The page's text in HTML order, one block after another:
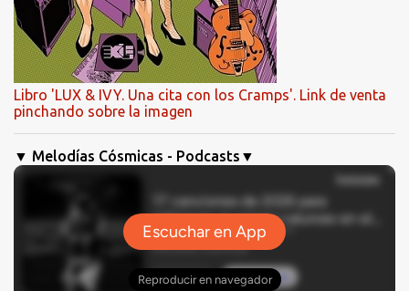
Libro 'LUX & IVY. Una cita con los Cramps'. Link de venta
pinchando sobre la imagen
▼ Melodías Cósmicas - Podcasts▼